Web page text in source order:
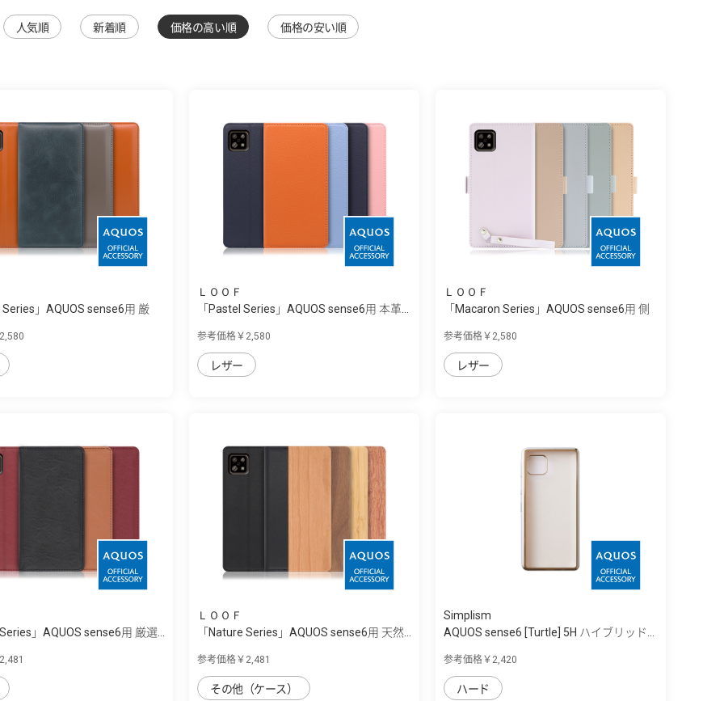
人気順 新着順 価格の高い順 価格の安い順
」AQUOS sense6用 厳
ＬＯＯＦ
「Pastel Series」AQUOS sense6用 本革...
参考価格￥2,580
レザー
ＬＯＯＦ
「Macaron Series」AQUOS sense6用 側
参考価格￥2,580
レザー
」AQUOS sense6用 厳選...
ＬＯＯＦ
「Nature Series」AQUOS sense6用 天然...
参考価格￥2,481
その他（ケース）
Simplism
AQUOS sense6 [Turtle] 5H ハイブリッド...
参考価格￥2,420
ハード